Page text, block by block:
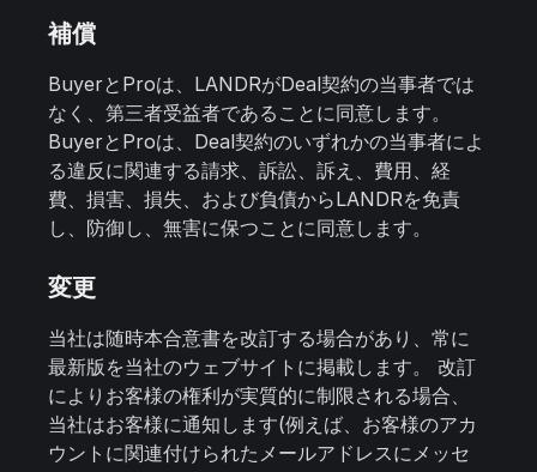
補償
BuyerとProは、LANDRがDeal契約の当事者では
なく、第三者受益者であることに同意します。
BuyerとProは、Deal契約のいずれかの当事者によ
る違反に関連する請求、訴訟、訴え、費用、経
費、損害、損失、および負債からLANDRを免責
し、防御し、無害に保つことに同意します。
変更
当社は随時本合意書を改訂する場合があり、常に
最新版を当社のウェブサイトに掲載します。 改訂
によりお客様の権利が実質的に制限される場合、
当社はお客様に通知します(例えば、お客様のアカ
ウントに関連付けられたメールアドレスにメッセ